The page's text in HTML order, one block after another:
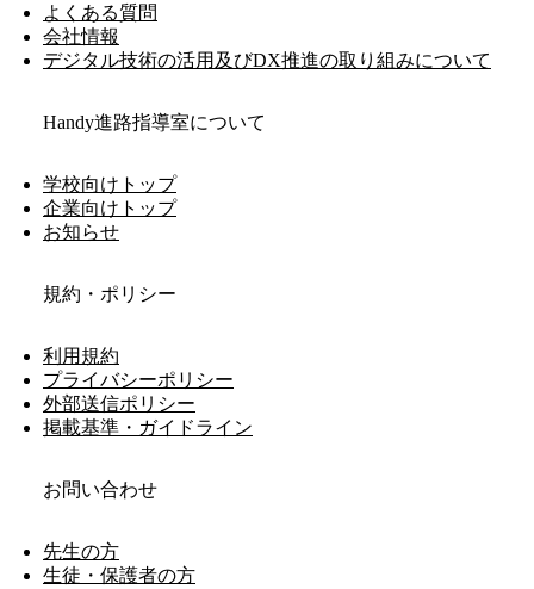
よくある質問
会社情報
デジタル技術の活用及びDX推進の取り組みについて
Handy進路指導室について
学校向けトップ
企業向けトップ
お知らせ
規約・ポリシー
利用規約
プライバシーポリシー
外部送信ポリシー
掲載基準・ガイドライン
お問い合わせ
先生の方
生徒・保護者の方